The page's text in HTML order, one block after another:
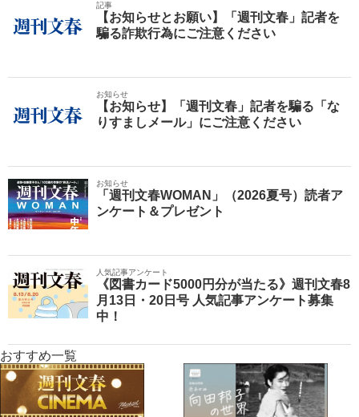
記事
【お知らせとお願い】「週刊文春」記者を
騙る詐欺行為にご注意ください
お知らせ
【お知らせ】「週刊文春」記者を騙る「な
りすましメール」にご注意ください
お知らせ
「週刊文春WOMAN」（2026夏号）読者ア
ンケート＆プレゼント
人気記事アンケート
《図書カード5000円分が当たる》週刊文春8
月13日・20日号 人気記事アンケート募集
中！
おすすめ一覧